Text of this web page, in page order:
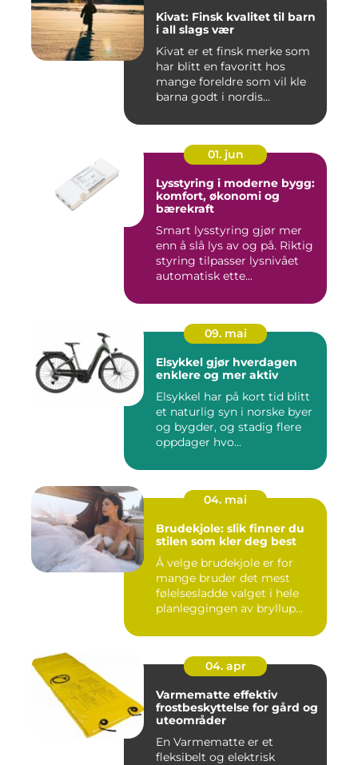
Kivat: Finsk kvalitet til barn
i all slags vær
Kivat er et finsk merke som
har blitt en favoritt hos
mange foreldre som vil kle
barna godt i nordis...
01. jun
Lysstyring i moderne bygg:
komfort, økonomi og
bærekraft
Smart lysstyring gjør mer
enn å slå lys av og på. Riktig
styring tilpasser lysnivået
automatisk ette...
09. mai
Elsykkel gjør hverdagen
enklere og mer aktiv
Elsykkel har på kort tid blitt
et naturlig syn i norske byer
og bygder, og stadig flere
oppdager hvo...
04. mai
Brudekjole: slik finner du
stilen som kler deg best
Å velge brudekjole er for
mange bruder det mest
følelsesladde valget i hele
planleggingen av bryllup...
04. apr
Varmematte effektiv
frostbeskyttelse for gård og
uteområder
En Varmematte er et
fleksibelt og elektrisk